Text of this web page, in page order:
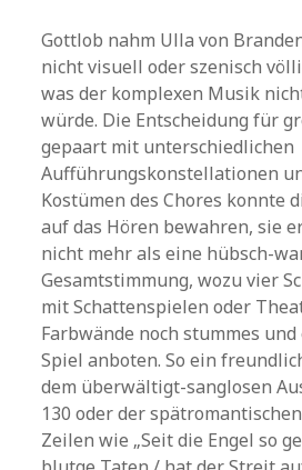
Gottlob nahm Ulla von
nicht visuell oder szenisch
was der komplexen Musik
würde. Die Entscheidung für
gepaart mit unterschiedlichen
Aufführungskonstellationen
Kostümen des Chores konnte
auf das Hören bewahren, sie
nicht mehr als eine hübsch-
Gesamtstimmung, wozu vier
mit Schattenspielen oder
Farbwände noch stummes
Spiel anboten. So ein
dem überwältigt-sanglosen
130 oder der
Zeilen wie „Seit die Engel so